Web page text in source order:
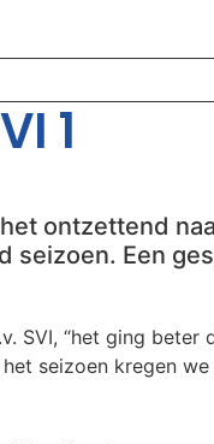
1
ontzettend
seizoen. Een
SVI, “het ging beter
seizoen kregen we